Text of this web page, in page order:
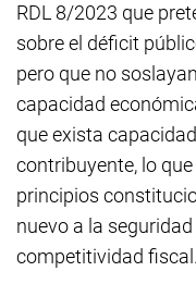
RDL 8/2023 que
sobre el déficit
pero que no
capacidad
que exista
contribuyente, lo
principios
nuevo a la
competitividad fiscal.